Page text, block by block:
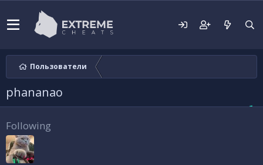
Пользователи
phananao
Following